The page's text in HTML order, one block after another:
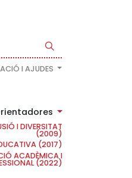
I AJUDES
I DIVERSITAT
(2009)
(2017)
ACADÈMICA I
(2022)